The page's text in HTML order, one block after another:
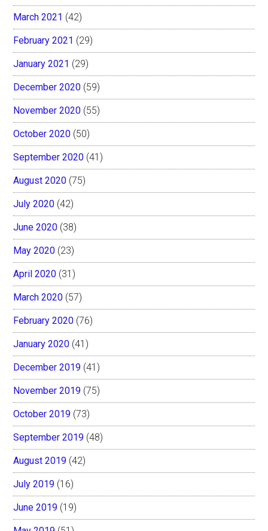
March 2021 (42)
February 2021 (29)
January 2021 (29)
December 2020 (59)
November 2020 (55)
October 2020 (50)
September 2020 (41)
August 2020 (75)
July 2020 (42)
June 2020 (38)
May 2020 (23)
April 2020 (31)
March 2020 (57)
February 2020 (76)
January 2020 (41)
December 2019 (41)
November 2019 (75)
October 2019 (73)
September 2019 (48)
August 2019 (42)
July 2019 (16)
June 2019 (19)